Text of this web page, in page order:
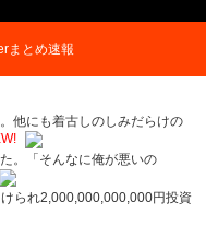
まとめ速報
他にも着古しのしみだらけの
。「そんなに俺が悪いの
られ2,000,000,000,000円投資